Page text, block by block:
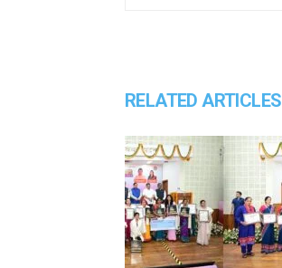
RELATED ARTICLES